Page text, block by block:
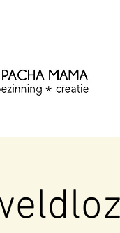
bezinning &